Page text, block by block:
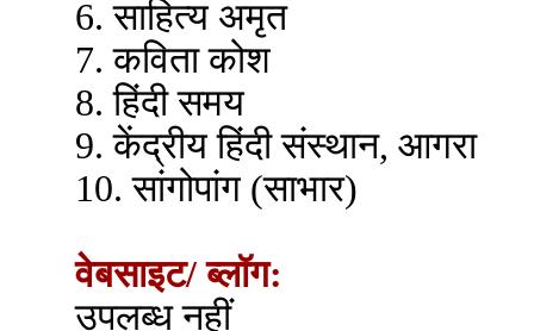
6. साहित्य अमृत
7. कविता कोश
8. हिंदी समय
9. केंद्रीय हिंदी संस्थान, आगरा
10. सांगोपांग (साभार)
वेबसाइट/ ब्लॉग:
उपलब्ध नहीं